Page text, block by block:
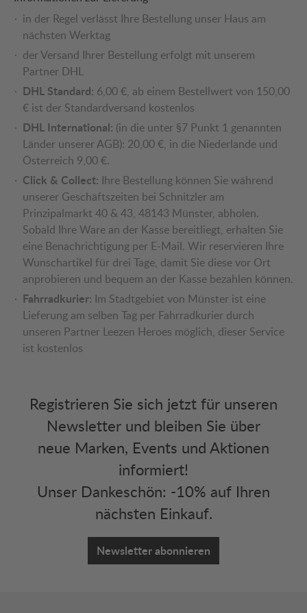
in der Regel verlässt Ihre Bestellung unser Haus am
nächsten Werktag
der Versand Ihrer Bestellung erfolgt mit unserem
Partner DHL
DHL Standard: 6,00 €, ab einem Bestellwert von 150,00
€ ist der Standardversand kostenlos
DHL International: (in die unter §7 Punkt 1 genannten
Länder unserer AGB): 20,00 €, in die Niederlande und
Österreich 9,00 €.
Click & Collect: Ihre Bestellung können Sie während
unserer Geschäftszeiten bei Schnitzler am
Prinzipalmarkt 40 & 43, 48143 Münster, abholen.
Sobald Ihre Ware an der Kasse bereitliegt, erhalten Sie
eine Benachrichtigung per E-Mail. Wir reservieren Ihre
Wunschartikel für drei Tage, damit Sie diese vor Ort
anprobieren und bequem an der Kasse bezahlen können.
Fahrradkurier: Im Stadtgebiet von Münster ist eine
Lieferung am selben Tag per Fahrradkurier durch
unseren Partner Leezen Heroes möglich, dieser Service
ist kostenlos
Registrieren Sie sich jetzt für unseren
Newsletter und bleiben Sie über
neue Marken, Events und Aktionen
informiert!
Unser Dankeschön: -10% auf Ihren
nächsten Einkauf.
Newsletter abonnieren